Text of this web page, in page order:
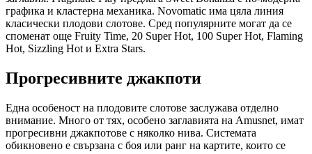
графика и кластерна механика. Novomatic има цяла линия
класически плодови слотове. Сред популярните могат да се
споменат още Fruity Time, 20 Super Hot, 100 Super Hot, Flaming
Hot, Sizzling Hot и Extra Stars.
Прогресивните джакпоти
Една особеност на плодовите слотове заслужава отделно
внимание. Много от тях, особено заглавията на Amusnet, имат
прогресивни джакпотове с няколко нива. Системата
обикновено е свързана с боя или ранг на картите, които се